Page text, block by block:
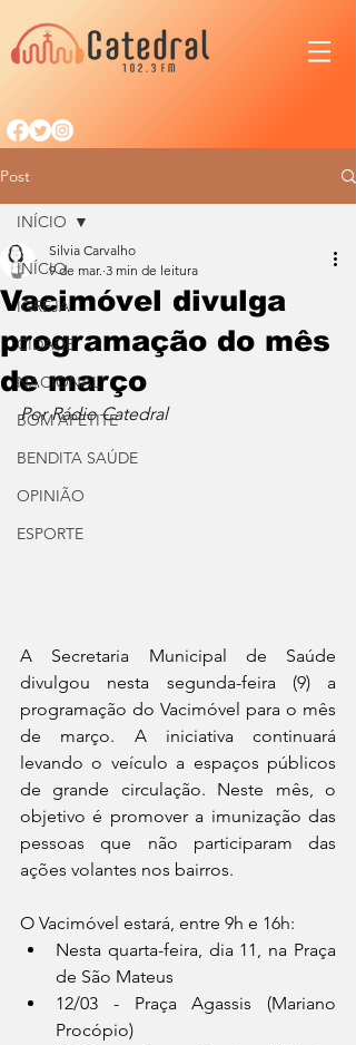
Post
INÍCIO
IGREJA
CIDADE
NACIONAL
BOM APETITE
BENDITA SAÚDE
OPINIÃO
ESPORTE
INÍCIO
Vacimóvel divulga
programação do mês
de março
Silvia Carvalho
9 de mar. 3 min de leitura
Por Rádio Catedral
A Secretaria Municipal de Saúde
divulgou nesta segunda-feira (9) a
programação do Vacimóvel para o mês
de março. A iniciativa continuará
levando o veículo a espaços públicos
de grande circulação. Neste mês, o
objetivo é promover a imunização das
pessoas que não participaram das
ações volantes nos bairros.
O Vacimóvel estará, entre 9h e 16h:
Nesta quarta-feira, dia 11, na Praça
de São Mateus
12/03 - Praça Agassis (Mariano
Procópio)